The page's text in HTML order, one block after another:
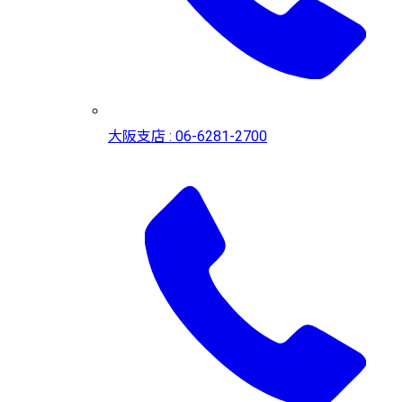
大阪支店 : 06-6281-2700